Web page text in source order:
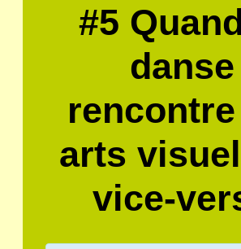
#5
danse
arts
vice-